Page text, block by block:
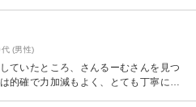
(男性)
ていたところ、さんるーむさんを見つ
的確で力加減もよく、とても丁寧にや